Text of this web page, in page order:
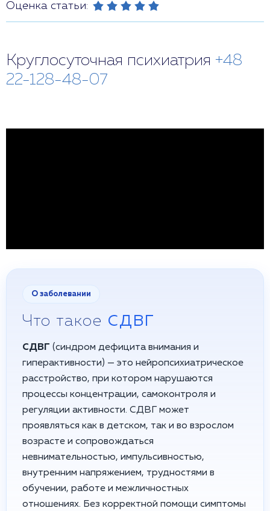
Оценка статьи:
Круглосуточная психиатрия +48
22-128-48-07
О заболевании
Что такое СДВГ
СДВГ (синдром дефицита внимания и
гиперактивности) — это нейропсихиатрическое
расстройство, при котором нарушаются
процессы концентрации, самоконтроля и
регуляции активности. СДВГ может
проявляться как в детском, так и во взрослом
возрасте и сопровождаться
невнимательностью, импульсивностью,
внутренним напряжением, трудностями в
обучении, работе и межличностных
отношениях. Без корректной помощи симптомы